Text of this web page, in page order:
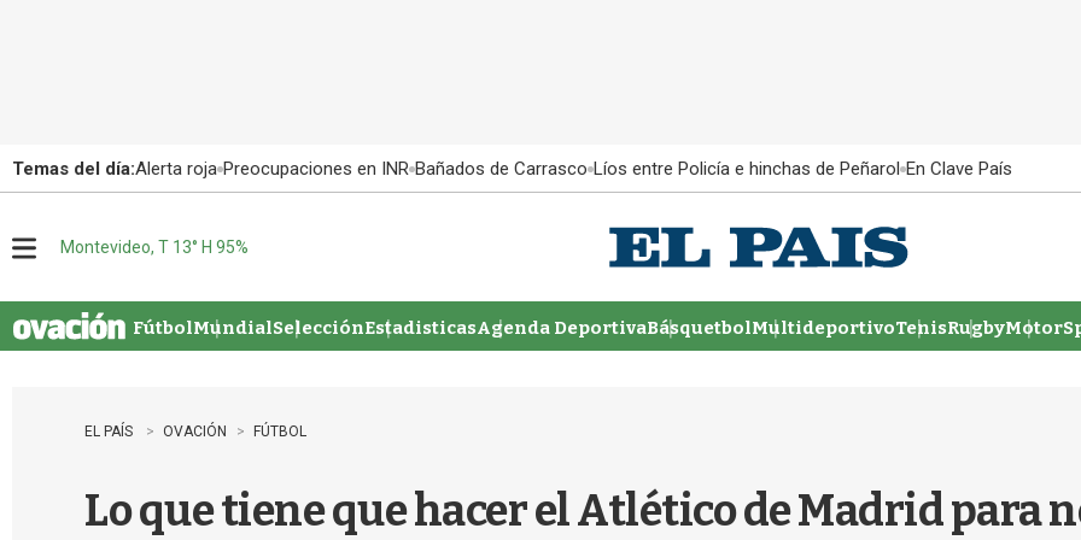
Temas del día:Alerta roja Preocupaciones en INR Bañados de Carrasco Líos entre Policía e hinchas de Peñarol En Clave País
u
Montevideo, T 13° H 95%
FútbolMundialSelecciónEstadisticasAgenda DeportivaBásquetbolMultideportivoTenisRugby
EL PAÍS OVACIÓN FÚTBOL
Lo que tiene que hacer el Atlético de Madrid para